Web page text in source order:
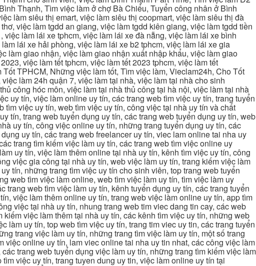
Thạnh, Tìm việc làm ở chợ Bà Chiểu, Tuyển công nhân ở Bình
làm siêu thị emart, việc làm siêu thị coopmart, việc làm siêu thị đà
việc làm tgdd an giang, việc làm tgdd kiên giang, việc làm tgdd tiền
làm lái xe tphcm, việc làm lái xe đà nẵng, việc làm lái xe bình
lái xe hải phòng, việc làm lái xe b2 tphcm, việc làm lái xe gia
làm giao nhận, việc làm giao nhận xuất nhập khẩu, việc làm giao
việc làm tết tphcm, việc làm tết 2023 tphcm, việc làm tết
TPHCM, Những việc làm tốt, Tìm việc làm, Vieclam24h, Cho Tốt
làm 24h quận 7, việc làm tại nhà, việc làm tại nhà cho sinh
công hóc môn, việc làm tại nhà thủ công tại hà nội, việc làm tại nhà
uy tín, việc làm online uy tín, các trang web tìm việc uy tín, trang tuyển
việc uy tín, web tìm việc uy tín, công việc tại nhà uy tín và chất
tín, trang web tuyển dụng uy tín, các trang web tuyển dụng uy tín, web
uy tín, công việc online uy tín, những trang tuyển dụng uy tín, các
uy tín, các trang web freelancer uy tín, viec lam online tai nha uy
trang tìm kiếm việc làm uy tín, các trang web tìm việc online uy
uy tín, việc làm thêm online tại nhà uy tín, kênh tìm việc uy tín, công
việc gia công tại nhà uy tín, web việc làm uy tín, trang kiếm việc làm
tín, những trang tìm việc uy tín cho sinh viên, top trang web tuyển
web tìm việc làm online, web tìm việc làm uy tín, tìm việc làm uy
web tìm việc làm uy tín, kênh tuyển dụng uy tín, các trang tuyển
việc làm thêm online uy tín, trang web việc làm online uy tín, app tìm
việc tại nhà uy tín, nhung trang web tim viec dang tin cay, các web
việc làm thêm tại nhà uy tín, các kênh tìm việc uy tín, những web
uy tín, top web tìm việc uy tín, trang tim viec uy tin, các trang tuyển
trang việc làm uy tín, những trang tìm việc làm uy tín, một số trang
online uy tín, lam viec online tai nha uy tin nhat, các công việc làm
trang web tuyển dụng việc làm uy tín, những trang tìm kiếm việc làm
việc uy tín, trang tuyen dung uy tin, việc làm online uy tín tại